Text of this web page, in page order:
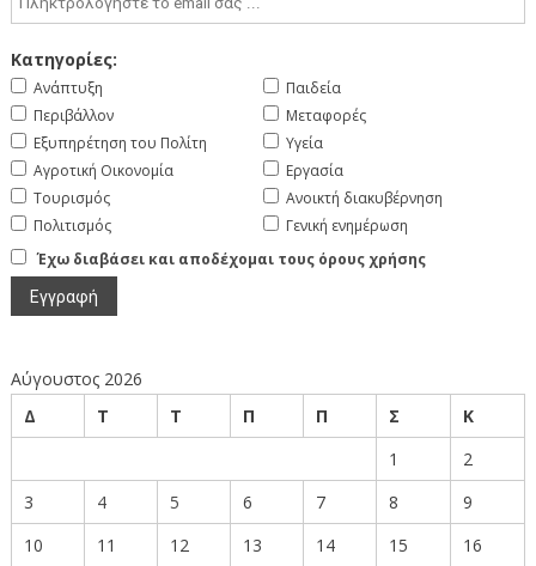
Κατηγορίες:
Ανάπτυξη
Περιβάλλον
Εξυπηρέτηση του Πολίτη
Αγροτική Οικονομία
Τουρισμός
Πολιτισμός
Παιδεία
Μεταφορές
Υγεία
Εργασία
Ανοικτή διακυβέρνηση
Γενική ενημέρωση
Έχω διαβάσει και αποδέχομαι τους όρους χρήσης
Αύγουστος 2026
Δ
Τ Τ Π Π Σ
Κ
1
2
3
4 5 6 7 8
9
10
11 12 13 14 15 16